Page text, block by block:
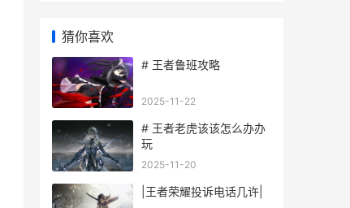
猜你喜欢
# 王者鲁班攻略
2025-11-22
# 王者老虎该该怎么办办
玩
2025-11-20
|王者荣耀投诉电话几许|